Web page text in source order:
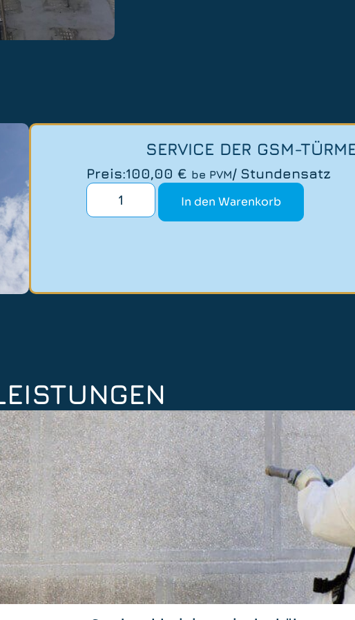
SERVICE DER GSM-
Preis:100,00 € be PVM/ Stundensatz
In den Warenkorb